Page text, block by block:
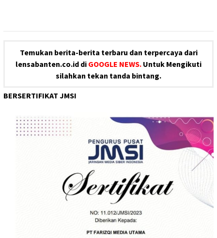
Temukan berita-berita terbaru dan terpercaya dari
lensabanten.co.id di GOOGLE NEWS. Untuk Mengikuti
silahkan tekan tanda bintang.
BERSERTIFIKAT JMSI